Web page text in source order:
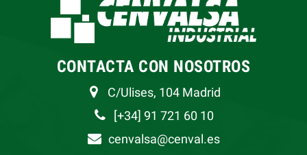
CONTACTA CON NOSOTROS
C/Ulises, 104 Madrid
[+34] 91 721 60 10
cenvalsa@cenval.es